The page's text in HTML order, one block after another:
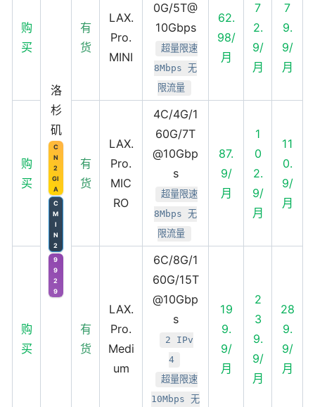
洛
杉
矶
C
N
2
GI
A
C
M
I
N
2
9
9
2
9
购
买
有
货
LAX.
Pro.
MINI
0G/5T@
10Gbps
超量限速
8Mbps 无
限流量
62.
98/
月
7
2.
9/
月
7
9.
9/
月
购
买
有
货
LAX.
Pro.
MIC
RO
4C/4G/1
60G/7T
@10Gbp
s
超量限速
8Mbps 无
限流量
87.
9/
月
1
0
2.
9/
月
11
0.
9/
月
购
买
有
货
LAX.
Pro.
Medi
um
6C/8G/1
60G/15T
@10Gbp
s
2 IPv
4
超量限速
10Mbps 无
19
9.
9/
月
2
3
9.
9/
月
28
9.
9/
月